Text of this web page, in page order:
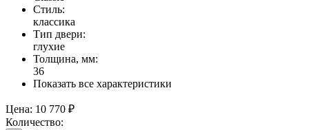
Стиль:
классика
Тип двери:
глухие
Толщина, мм:
36
Показать все характеристики
Цена: 10 770 ₽
Количество: